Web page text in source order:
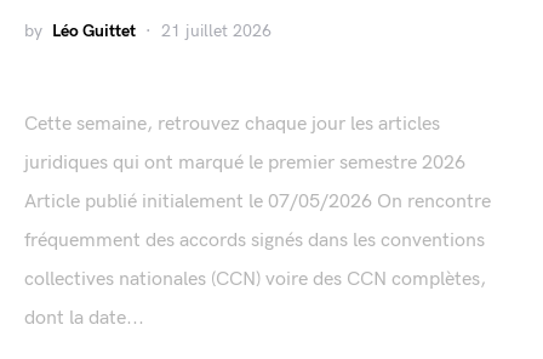
by Léo Guittet 21 juillet 2026
Cette semaine, retrouvez chaque jour les articles
juridiques qui ont marqué le premier semestre 2026
Article publié initialement le 07/05/2026 On rencontre
fréquemment des accords signés dans les conventions
collectives nationales (CCN) voire des CCN complètes,
dont la date...